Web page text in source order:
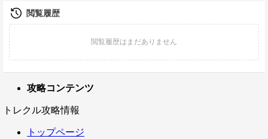
攻略コンテンツ
トレクル攻略情報
トップページ